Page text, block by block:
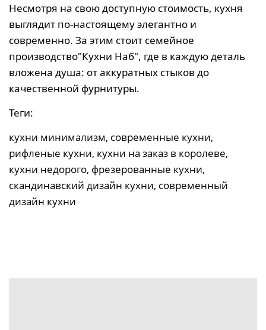
Несмотря на свою доступную стоимость, кухня
выглядит по-настоящему элегантно и
современно. За этим стоит семейное
производство"Кухни Наб", где в каждую деталь
вложена душа: от аккуратных стыков до
качественной фурнитуры.
Теги:
кухни минимализм, современные кухни,
рифленые кухни, кухни на заказ в королеве,
кухни недорого, фрезерованные кухни,
скандинавский дизайн кухни, современный
дизайн кухни